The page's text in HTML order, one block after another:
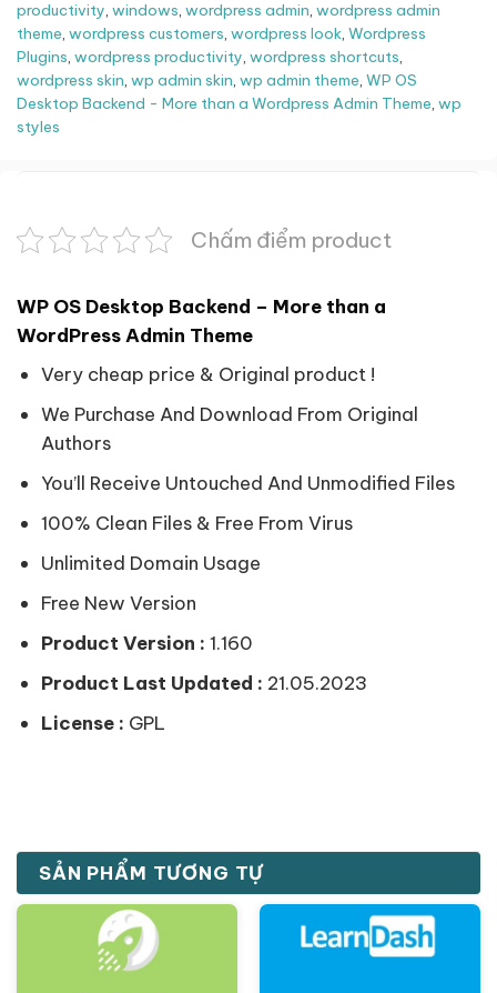
productivity, windows, wordpress admin, wordpress admin
theme, wordpress customers, wordpress look, Wordpress
Plugins, wordpress productivity, wordpress shortcuts,
wordpress skin, wp admin skin, wp admin theme, WP OS
Desktop Backend - More than a Wordpress Admin Theme, wp
styles
Chấm điểm product
WP OS Desktop Backend – More than a
WordPress Admin Theme
Very cheap price & Original product !
We Purchase And Download From Original
Authors
You’ll Receive Untouched And Unmodified Files
100% Clean Files & Free From Virus
Unlimited Domain Usage
Free New Version
Product Version : 1.160
Product Last Updated : 21.05.2023
License : GPL
SẢN PHẨM TƯƠNG TỰ